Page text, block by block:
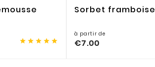
    
Sorbet framboise
à partir de
€7.00